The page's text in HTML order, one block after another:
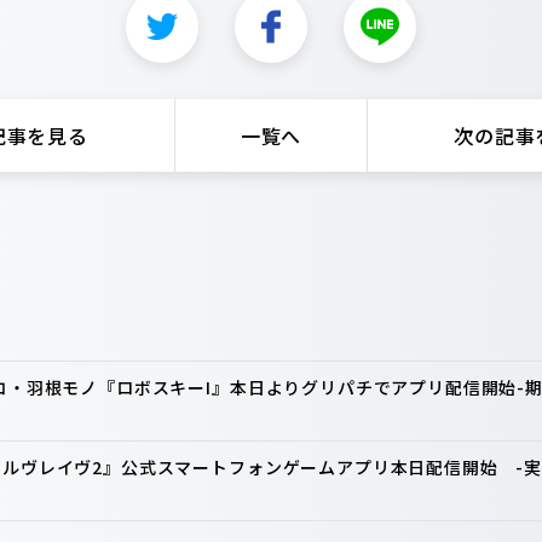
を見る 一覧へ 次の記事
・羽根モノ『ロボスキーI』本日よりグリパチでアプリ配信開始-
ヴレイヴ2』公式スマートフォンゲームアプリ本日配信開始 -